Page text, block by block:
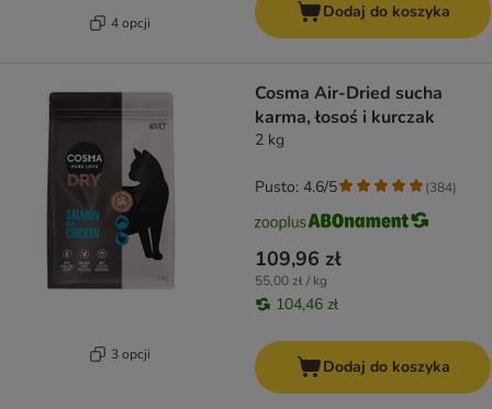
4 opcji
Dodaj do koszyka
3 opcji
Cosma Air-Dried sucha
karma, łosoś i kurczak
2 kg
109,96 zł
55,00 zł / kg
104,46 zł
Pusto: 4.6/5 (384)
Dodaj do koszyka